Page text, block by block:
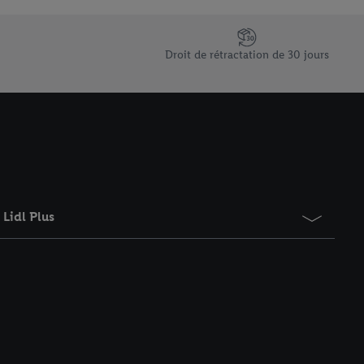
Droit de rétractation de 30 jours
Lidl Plus
à tout moment